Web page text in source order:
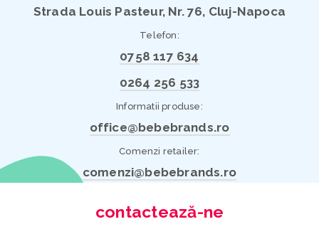
Strada Louis Pasteur, Nr. 76, Cluj-Napoca
Telefon:
0758 117 634
0264 256 533
Informatii produse:
office@bebebrands.ro
Comenzi retailer:
comenzi@bebebrands.ro
contactează-ne